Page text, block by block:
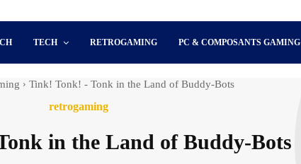
TECH RETROGAMING PC & COMPOSANTS GAMING
Tink! Tonk! - Tonk in the Land of Buddy-Bots
retrogaming
in the Land of Buddy-Bots